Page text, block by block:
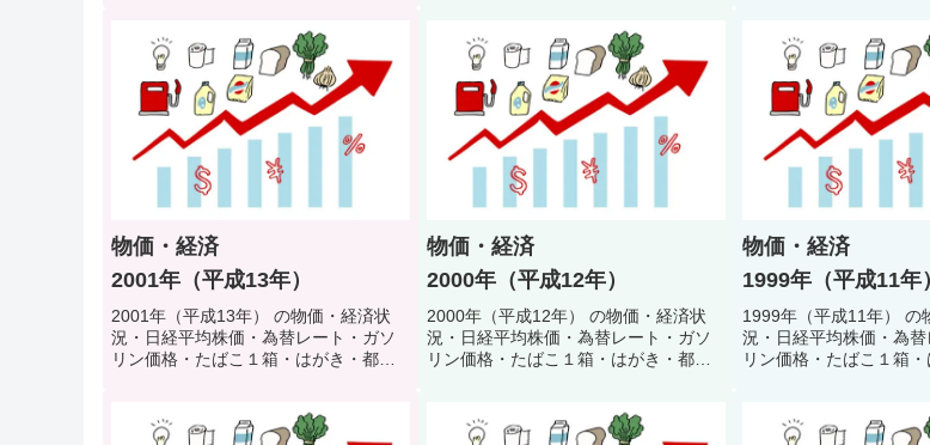
活スタイルを振り返るクイズ
活スタイルを振り返るクイズ
活スタイルを振り返る
物価・経済
2001年（平成13年）
2001年（平成13年） の物価・経済状
況・日経平均株価・為替レート・ガソ
リン価格・たばこ１箱・はがき・都営
活スタイルを振り返るクイズ
物価・経済
2000年（平成12年）
2000年（平成12年） の物価・経済状
況・日経平均株価・為替レート・ガソ
リン価格・たばこ１箱・はがき・都営
活スタイルを振り返るクイズ
物価・経済
1999年（平成11年）
1999年（平成11年） の
況・日経平均株価・為替
リン価格・たばこ１箱・
活スタイルを振り返る